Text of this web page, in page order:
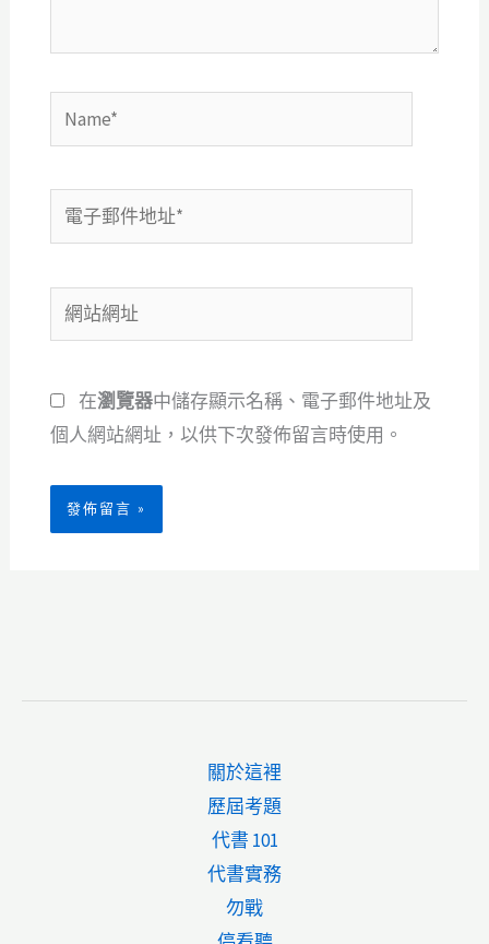
Name*
電
子
件
地
*
網
站
址
在瀏覽器中儲存顯示名稱、電子郵件地址及
個人網站網址，以供下次發佈留言時使用。
關於這裡
歷屆考題
代書 101
代書實務
勿戰